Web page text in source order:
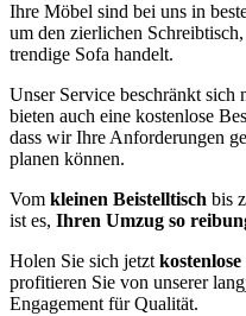
Ihre Möbel sind bei uns in
um den zierlichen
trendige Sofa handelt.
Unser Service beschränkt
bieten auch eine kostenlose
dass wir Ihre Anforderungen
planen können.
Vom kleinen Beistelltisch bis
ist es, Ihren Umzug so
Holen Sie sich jetzt
profitieren Sie von unserer
Engagement für Qualität.